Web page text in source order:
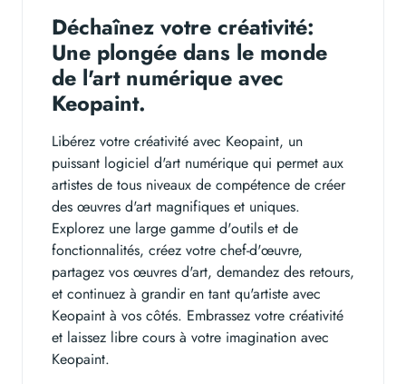
Déchaînez votre créativité:
Une plongée dans le monde
de l'art numérique avec
Keopaint.
Libérez votre créativité avec Keopaint, un
puissant logiciel d'art numérique qui permet aux
artistes de tous niveaux de compétence de créer
des œuvres d'art magnifiques et uniques.
Explorez une large gamme d'outils et de
fonctionnalités, créez votre chef-d'œuvre,
partagez vos œuvres d'art, demandez des retours,
et continuez à grandir en tant qu'artiste avec
Keopaint à vos côtés. Embrassez votre créativité
et laissez libre cours à votre imagination avec
Keopaint.